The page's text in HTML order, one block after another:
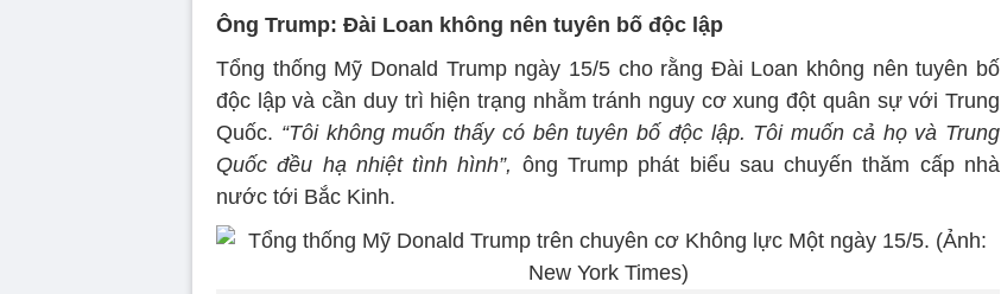
Ông Trump: Đài Loan không nên tuyên bố độc lập
Tổng thống Mỹ Donald Trump ngày 15/5 cho rằng Đài Loan không nên tuyên bố
độc lập và cần duy trì hiện trạng nhằm tránh nguy cơ xung đột quân sự với Trung
Quốc. “Tôi không muốn thấy có bên tuyên bố độc lập. Tôi muốn cả họ và Trung
Quốc đều hạ nhiệt tình hình”, ông Trump phát biểu sau chuyến thăm cấp nhà
nước tới Bắc Kinh.